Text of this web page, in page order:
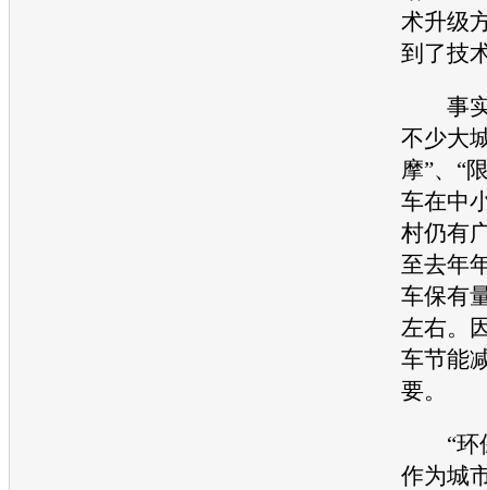
术升级
到了技
事实
不少大
摩”、“
车在中
村仍有
至去年
车保有
左右。
车节能
要。
“环
作为城